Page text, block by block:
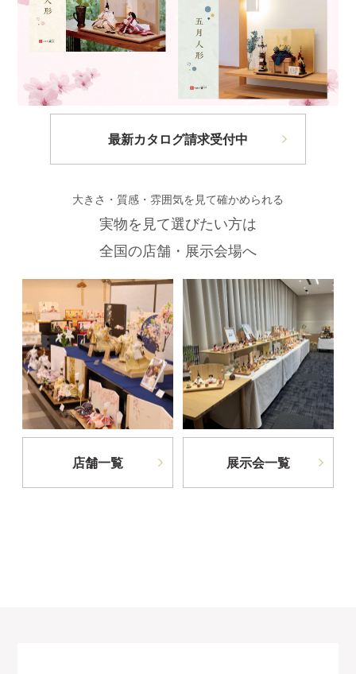
最新カタログ請求受付中
大きさ・質感・雰囲気を見て確かめられる
実物を見て選びたい方は
全国の店舗・展示会場へ
店舗一覧 展示会一覧